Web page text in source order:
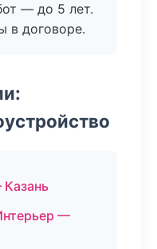
— до 5 лет.
в договоре.
—